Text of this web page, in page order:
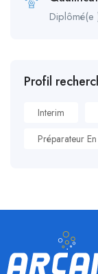
Diplômé(e
Profil
Interim
Préparateur